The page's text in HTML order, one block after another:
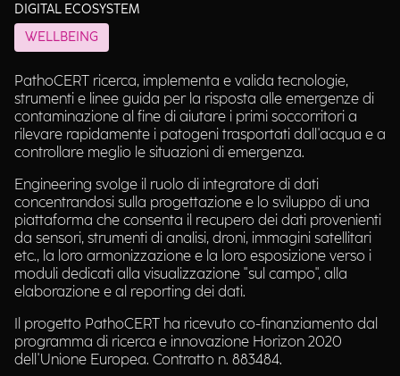
DIGITAL ECOSYSTEM
WELLBEING
PathoCERT ricerca, implementa e valida tecnologie,
strumenti e linee guida per la risposta alle emergenze di
contaminazione al fine di aiutare i primi soccorritori a
rilevare rapidamente i patogeni trasportati dall'acqua e a
controllare meglio le situazioni di emergenza.
Engineering svolge il ruolo di integratore di dati
concentrandosi sulla progettazione e lo sviluppo di una
piattaforma che consenta il recupero dei dati provenienti
da sensori, strumenti di analisi, droni, immagini satellitari
etc., la loro armonizzazione e la loro esposizione verso i
moduli dedicati alla visualizzazione "sul campo", alla
elaborazione e al reporting dei dati.
Il progetto PathoCERT ha ricevuto co-finanziamento dal
programma di ricerca e innovazione Horizon 2020
dell'Unione Europea. Contratto n. 883484.